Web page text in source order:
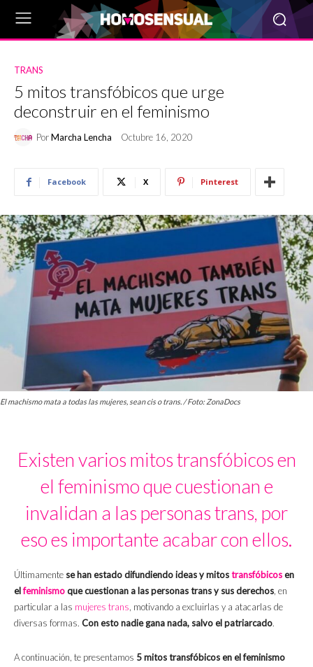
TRANS
5 mitos transfóbicos que urge
deconstruir en el feminismo
PorMarcha Lencha Octubre 16, 2020
Facebook X Pinterest
El machismo mata a todas las mujeres, sean cis o trans. / Foto: ZonaDocs
Existen varios mitos transfóbicos en
el feminismo que cuestionan e
invalidan a las personas trans, por
eso es importante acabar con ellos.
Últimamente se han estado difundiendo ideas y mitostransfóbicosen
elfeminismoque cuestionan a las personas trans y sus derechos, en
particular a las mujeres trans, motivando a excluirlas y a atacarlas de
diversas formas. Con esto nadie gana nada, salvo el patriarcado.
A continuación, te presentamos 5 mitos transfóbicos en el feminismo